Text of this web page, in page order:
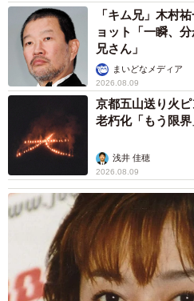
「キム兄」木村
ョット「一瞬、
兄さん」
まいどなメディア
2026.08.09
京都五山送り火
老朽化「もう限
浅井 佳穂
2026.08.09